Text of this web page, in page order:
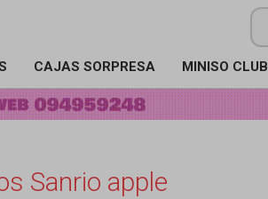
CAJAS SORPRESA MINISO CLUB
Sanrio apple